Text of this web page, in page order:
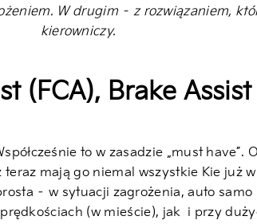
W drugim – z rozwiązaniem,
kierowniczy.
(FCA), Brake Assist
to w zasadzie „must
mają go niemal wszystkie Kie już
– w sytuacji zagrożenia, auto
(w mieście), jak i przy